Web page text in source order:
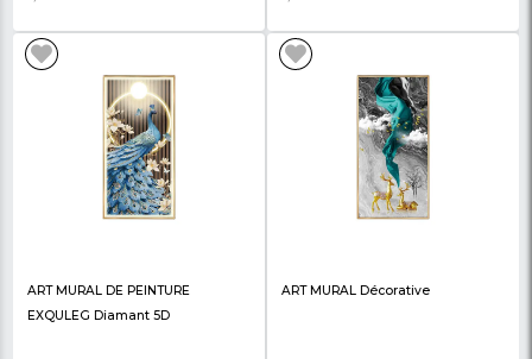
Toile D'art Géométrique D'élan
Art Mural Avec Arbre